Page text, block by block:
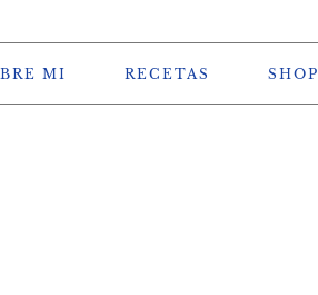
MI RECETAS SHOP